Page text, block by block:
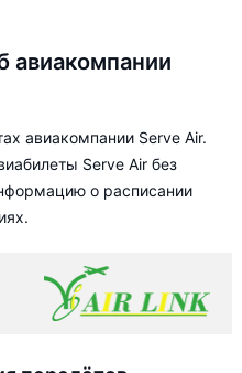
авиакомпании
авиакомпании Serve Air.
Serve Air без
о расписании